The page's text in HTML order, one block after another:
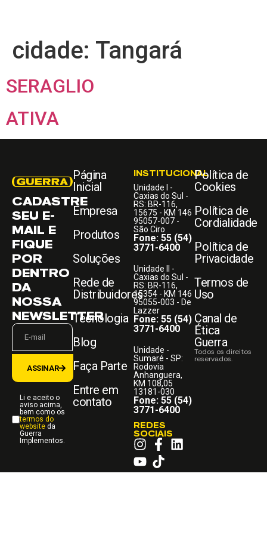
cidade: Tangará
SERAGLIO
ATIVA
CADASTRE
SEU E-
MAIL E
FIQUE
POR
DENTRO
DA
NOSSA
NEWSLETTER
Li e aceito o
aviso acima,
bem como os
termos do
website da
Guerra
Implementos.
ASSINAR
Página
Inicial
Empresa
Produtos
Soluções
Rede de
Distribuidores
Tecnologia
Blog
Faça Parte
Entre em
contato
INSTITUCIONAL
Unidade I -
Caxias do Sul -
RS: BR-116,
15675 - KM 146
95057-007 -
São Ciro
Fone: 55 (54)
3771-6400
Unidade II -
Caxias do Sul -
RS: BR-116,
15354 - KM 146
95055-003 - De
Lazzer
Fone: 55 (54)
3771-6400
Unidade -
Sumaré - SP:
Rodovia
Anhanguera,
KM 108,05
13181-030
Fone: 55 (54)
3771-6400
REDES
SOCIAIS
Política de
Cookies
Política de
Cordialidade
Política de
Privacidade
Termos de
Uso
Canal de
Ética
Guerra
Todos os direitos
reservados.